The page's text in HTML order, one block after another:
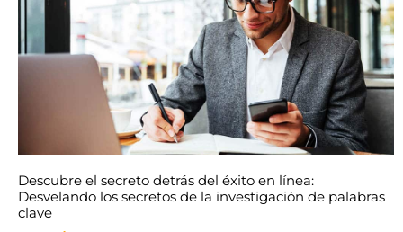
Descubre el secreto detrás del éxito en línea:
Desvelando los secretos de la investigación de palabras
clave